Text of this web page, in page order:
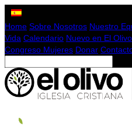
Home Sobre Nosotros Nuestro
Vida Calendario Nuevo en El Olivo
Congreso Mujeres Donar